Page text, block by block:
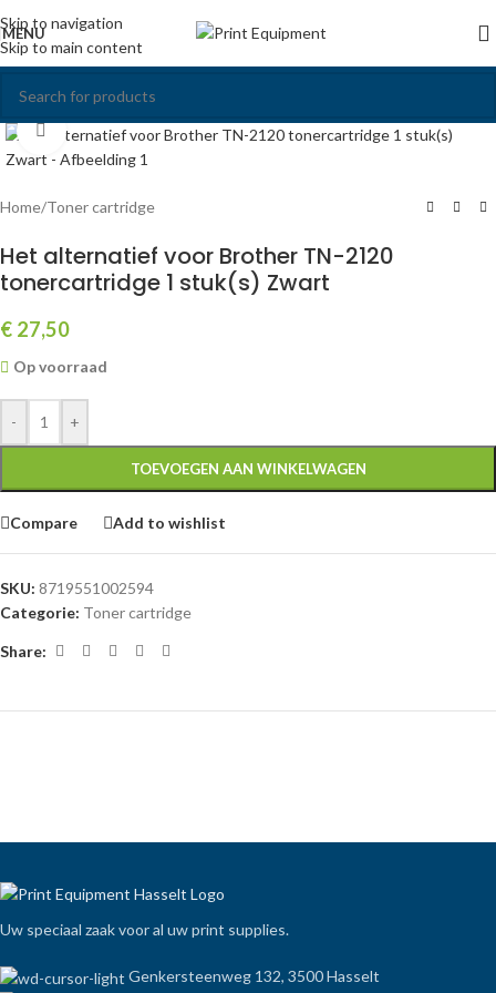
Skip to navigation
Skip to main content
MENU
Click to enlarge
Home/Toner cartridge
Het alternatief voor Brother TN-2120
tonercartridge 1 stuk(s) Zwart
€ 27,50
Op voorraad
- +
TOEVOEGEN AAN WINKELWAGEN
Compare Add to wishlist
SKU: 8719551002594
Categorie: Toner cartridge
Share:
Uw speciaal zaak voor al uw print supplies.
Genkersteenweg 132, 3500 Hasselt